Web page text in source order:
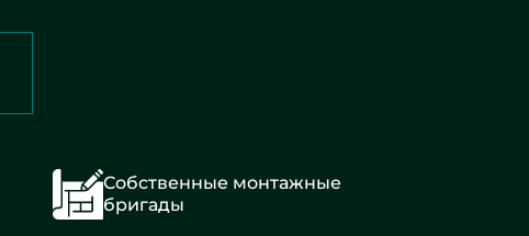
Собственные монтажные
бригады